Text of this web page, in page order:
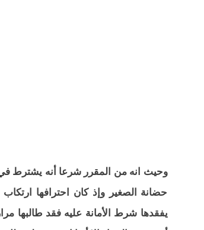
وحيث انه من المقرر شرعا أنه يشترط
حضانة الصغير وإذ كان احترافها
يفقدها شرط الأمانة عليه فقد طالبها